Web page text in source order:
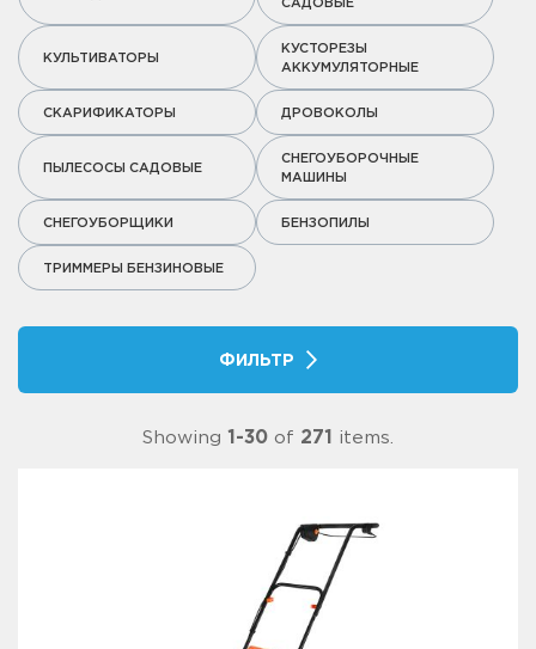
КУЛЬТИВАТОРЫ
КУСТОРЕЗЫ
АККУМУЛЯТОРНЫЕ
СКАРИФИКАТОРЫ ДРОВОКОЛЫ
ПЫЛЕСОСЫ САДОВЫЕ
СНЕГОУБОРОЧНЫЕ
МАШИНЫ
СНЕГОУБОРЩИКИ БЕНЗОПИЛЫ
ТРИММЕРЫ БЕНЗИНОВЫЕ
ФИЛЬТР
Showing 1-30 of 271 items.